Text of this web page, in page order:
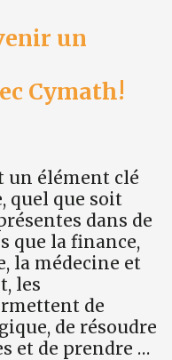
un
Cymath!
un élément clé
quel que soit
dans de
que la finance,
la médecine et
les
de
de résoudre
et de prendre …